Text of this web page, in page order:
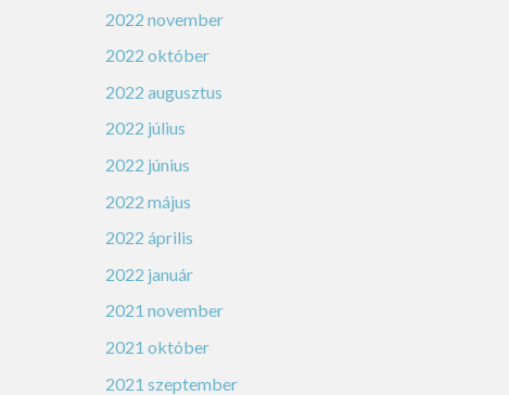
2022 november
2022 október
2022 augusztus
2022 július
2022 június
2022 május
2022 április
2022 január
2021 november
2021 október
2021 szeptember